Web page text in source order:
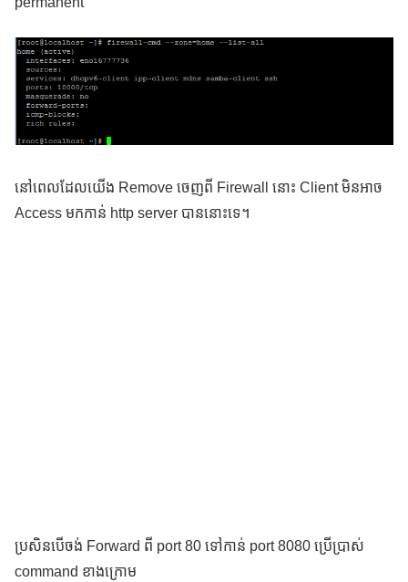
នៅពេលដែលយើង Remove ចេញពី Firewall នោះ Client មិនអាច
Access មកកាន់ http server បាននោះទេ។
ប្រសិនបើចង់ Forward ពី port 80 ទៅកាន់ port 8080 ប្រើប្រាស់
command ខាងក្រោម